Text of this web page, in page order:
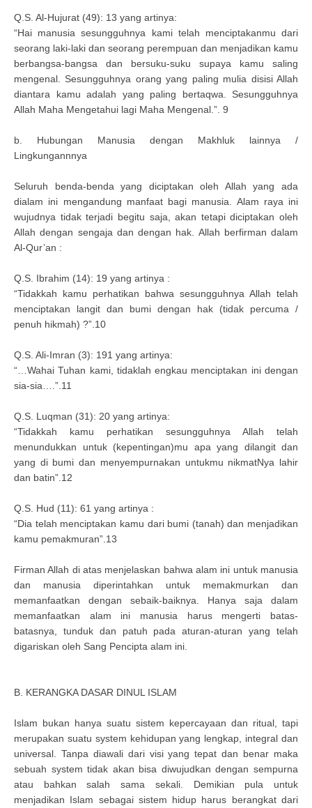
Q.S. Al-Hujurat (49): 13 yang artinya:
“Hai manusia sesungguhnya kami telah menciptakanmu dari
seorang laki-laki dan seorang perempuan dan menjadikan kamu
berbangsa-bangsa dan bersuku-suku supaya kamu saling
mengenal. Sesungguhnya orang yang paling mulia disisi Allah
diantara kamu adalah yang paling bertaqwa. Sesungguhnya
Allah Maha Mengetahui lagi Maha Mengenal.”. 9
b. Hubungan Manusia dengan Makhluk lainnya /
Lingkungannnya
Seluruh benda-benda yang diciptakan oleh Allah yang ada
dialam ini mengandung manfaat bagi manusia. Alam raya ini
wujudnya tidak terjadi begitu saja, akan tetapi diciptakan oleh
Allah dengan sengaja dan dengan hak. Allah berfirman dalam
Al-Qur’an :
Q.S. Ibrahim (14): 19 yang artinya :
“Tidakkah kamu perhatikan bahwa sesungguhnya Allah telah
menciptakan langit dan bumi dengan hak (tidak percuma /
penuh hikmah) ?”.10
Q.S. Ali-Imran (3): 191 yang artinya:
“…Wahai Tuhan kami, tidaklah engkau menciptakan ini dengan
sia-sia….”.11
Q.S. Luqman (31): 20 yang artinya:
“Tidakkah kamu perhatikan sesungguhnya Allah telah
menundukkan untuk (kepentingan)mu apa yang dilangit dan
yang di bumi dan menyempurnakan untukmu nikmatNya lahir
dan batin”.12
Q.S. Hud (11): 61 yang artinya :
“Dia telah menciptakan kamu dari bumi (tanah) dan menjadikan
kamu pemakmuran”.13
Firman Allah di atas menjelaskan bahwa alam ini untuk manusia
dan manusia diperintahkan untuk memakmurkan dan
memanfaatkan dengan sebaik-baiknya. Hanya saja dalam
memanfaatkan alam ini manusia harus mengerti batas-
batasnya, tunduk dan patuh pada aturan-aturan yang telah
digariskan oleh Sang Pencipta alam ini.
B. KERANGKA DASAR DINUL ISLAM
Islam bukan hanya suatu sistem kepercayaan dan ritual, tapi
merupakan suatu system kehidupan yang lengkap, integral dan
universal. Tanpa diawali dari visi yang tepat dan benar maka
sebuah system tidak akan bisa diwujudkan dengan sempurna
atau bahkan salah sama sekali. Demikian pula untuk
menjadikan Islam sebagai sistem hidup harus berangkat dari